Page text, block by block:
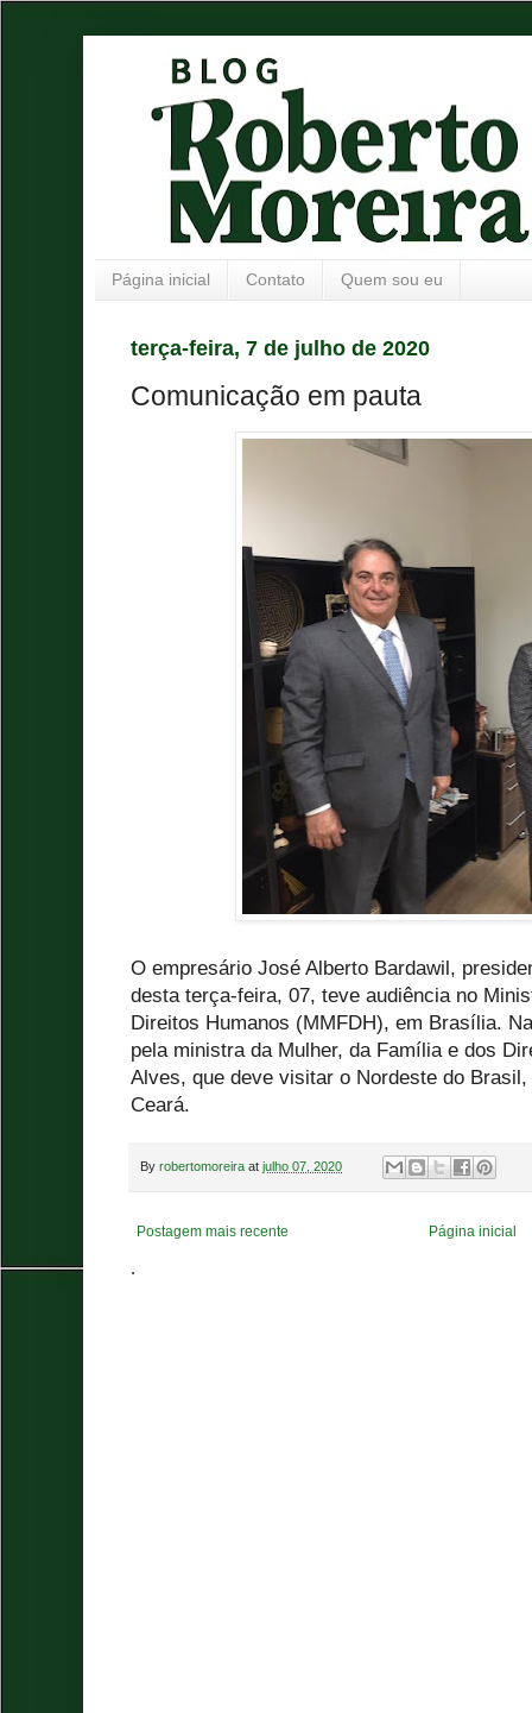
Página inicial Contato Quem sou eu
terça-feira, 7 de julho de 2020
Comunicação em pauta
O empresário José Alberto Bardawil,
desta terça-feira, 07, teve audiência no
Direitos Humanos (MMFDH), em Brasília.
pela ministra da Mulher, da Família e dos
Alves, que deve visitar o Nordeste do
Ceará.
By robertomoreira at julho 07, 2020
Postagem mais recente Página inicial
.